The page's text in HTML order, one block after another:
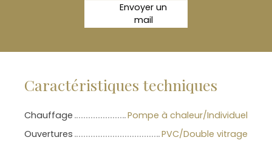
Envoyer un
mail
Caractéristiques techniques
Chauffage
Pompe à chaleur/Individuel
Ouvertures
PVC/Double vitrage